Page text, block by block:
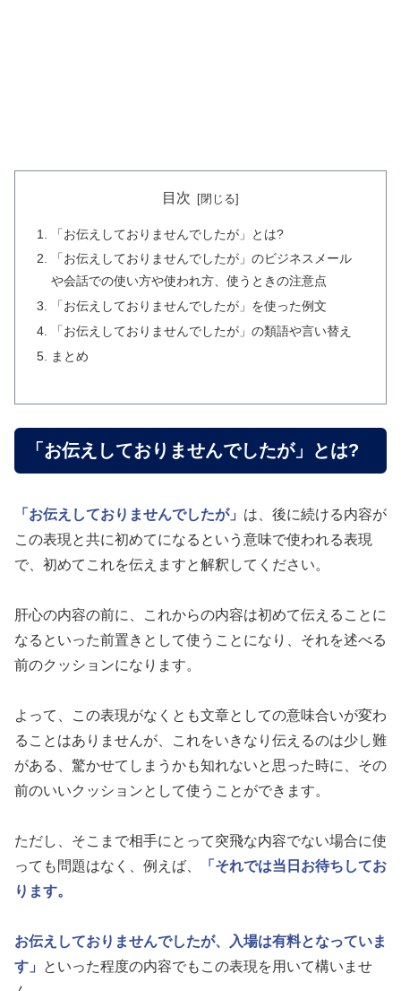
目次
「お伝えしておりませんでしたが」とは?
「お伝えしておりませんでしたが」のビジネスメール
や会話での使い方や使われ方、使うときの注意点
「お伝えしておりませんでしたが」を使った例文
「お伝えしておりませんでしたが」の類語や言い替え
まとめ
「お伝えしておりませんでしたが」とは?
「お伝えしておりませんでしたが」 は、後に続ける内容が
この表現と共に初めてになるという意味で使われる表現
で、初めてこれを伝えますと解釈してください。
肝心の内容の前に、これからの内容は初めて伝えることに
なるといった前置きとして使うことになり、それを述べる
前のクッションになります。
よって、この表現がなくとも文章としての意味合いが変わ
ることはありませんが、これをいきなり伝えるのは少し難
がある、驚かせてしまうかも知れないと思った時に、その
前のいいクッションとして使うことができます。
ただし、そこまで相手にとって突飛な内容でない場合に使
っても問題はなく、例えば、
「それでは当日お待ちしてお
ります。
お伝えしておりませんでしたが、入場は有料となっていま
す」
といった程度の内容でもこの表現を用いて構いませ